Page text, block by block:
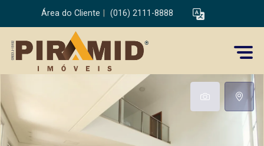
Área do Cliente (016) 2111-8888